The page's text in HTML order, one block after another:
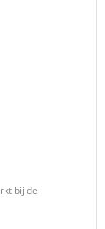
bij de